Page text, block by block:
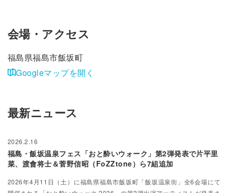
会場・アクセス
福島県福島市飯坂町
Googleマップを開く
最新ニュース
2026.2.16
福島・飯坂温泉フェス「おと酔いウォーク」第2弾発表で片平里
菜、渡會将士＆菅野信昭（FoZZtone）ら7組追加
2026年4月11日（土）に福島県福島市飯坂町「飯坂温泉街」全6会場にて